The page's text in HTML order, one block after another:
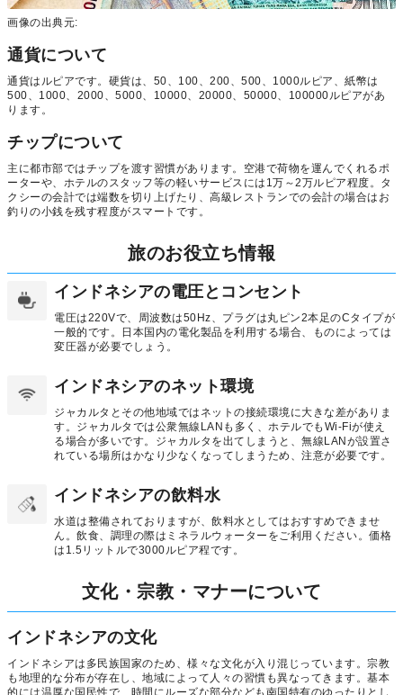
画像の出典元:
通貨について
通貨はルピアです。硬貨は、50、100、200、500、1000ルピア、紙幣は
500、1000、2000、5000、10000、20000、50000、100000ルピアがあ
ります。
チップについて
主に都市部ではチップを渡す習慣があります。空港で荷物を運んでくれるポ
ーターや、ホテルのスタッフ等の軽いサービスには1万～2万ルピア程度。タ
クシーの会計では端数を切り上げたり、高級レストランでの会計の場合はお
釣りの小銭を残す程度がスマートです。
旅のお役立ち情報
インドネシアの電圧とコンセント
電圧は220Vで、周波数は50Hz、プラグは丸ピン2本足のCタイプが
一般的です。日本国内の電化製品を利用する場合、ものによっては
変圧器が必要でしょう。
インドネシアのネット環境
ジャカルタとその他地域ではネットの接続環境に大きな差がありま
す。ジャカルタでは公衆無線LANも多く、ホテルでもWi-Fiが使え
る場合が多いです。ジャカルタを出てしまうと、無線LANが設置さ
れている場所はかなり少なくなってしまうため、注意が必要です。
インドネシアの飲料水
水道は整備されておりますが、飲料水としてはおすすめできませ
ん。飲食、調理の際はミネラルウォーターをご利用ください。価格
は1.5リットルで3000ルピア程です。
文化・宗教・マナーについて
インドネシアの文化
インドネシアは多民族国家のため、様々な文化が入り混じっています。宗教
も地理的な分布が存在し、地域によって人々の習慣も異なってきます。基本
的には温厚な国民性で、時間にルーズな部分なども南国特有のゆったりとし